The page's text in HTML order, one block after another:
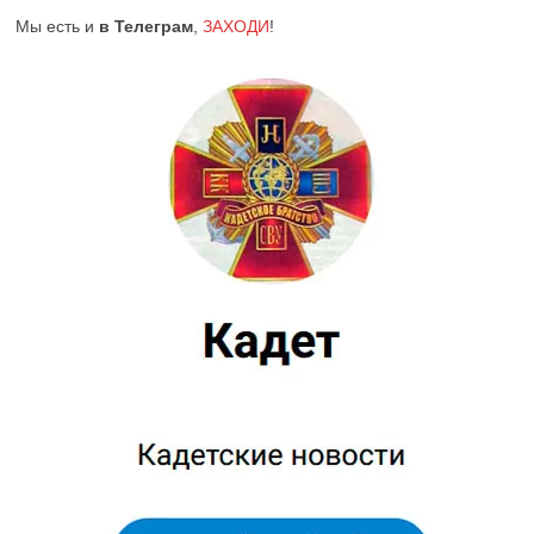
Мы есть и в Телеграм ,ЗАХОДИ!